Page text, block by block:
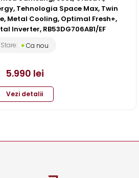
Tehnologia Space Max, Twin
Metal Cooling, Optimal Fresh+,
Inverter, RB53DG706AB1/EF
Stare: Ca nou
5.990 lei
Vezi detalii